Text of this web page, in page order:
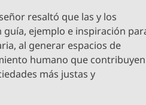
resaltó que las y los
ejemplo e inspiración
al generar espacios de
humano que contribuyen
más justas y